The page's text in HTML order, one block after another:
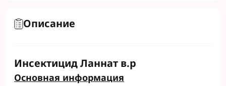
Описание
Инсектицид Ланнат в.р
Основная информация